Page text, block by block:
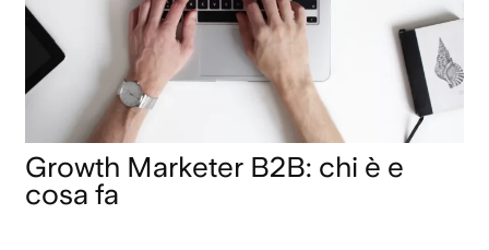
Growth Marketer B2B: chi è e
cosa fa